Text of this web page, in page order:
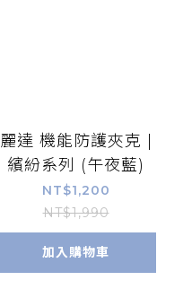
麗達 機能防護夾克 |
繽紛系列 (午夜藍)
NT$1,200
NT$1,990
加入購物車